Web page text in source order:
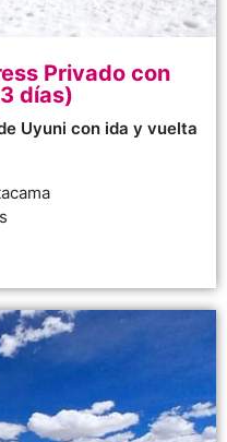
Privado con
días)
Uyuni con ida y vuelta